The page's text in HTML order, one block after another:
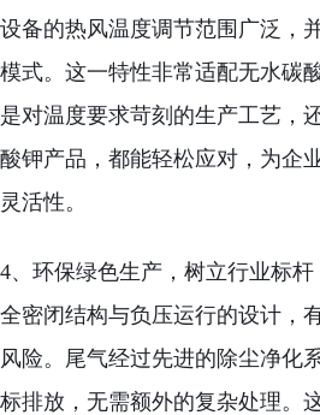
设备的热风温度调节范围广泛，
模式。这一特性非常适配无水碳
是对温度要求苛刻的生产工艺，
酸钾产品，都能轻松应对，为企
灵活性。
4、环保绿色生产，树立行业标杆
全密闭结构与负压运行的设计，
风险。尾气经过先进的除尘净化
标排放，无需额外的复杂处理。